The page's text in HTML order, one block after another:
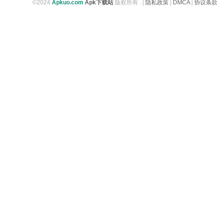
©2024Apkuo.com Apk下载站 版权所有 . 隐私政策 DMCA|协议条款